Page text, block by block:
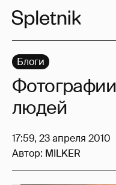
Блоги
людей
17:59, 23 апреля 2010
Автор: MILKER